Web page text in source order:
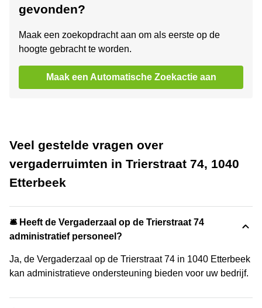
gevonden?
Maak een zoekopdracht aan om als eerste op de
hoogte gebracht te worden.
Maak een Automatische Zoekactie aan
Veel gestelde vragen over
vergaderruimten in Trierstraat 74, 1040
Etterbeek
🛎 Heeft de Vergaderzaal op de Trierstraat 74
administratief personeel?
Ja, de Vergaderzaal op de Trierstraat 74 in 1040 Etterbeek
kan administratieve ondersteuning bieden voor uw bedrijf.